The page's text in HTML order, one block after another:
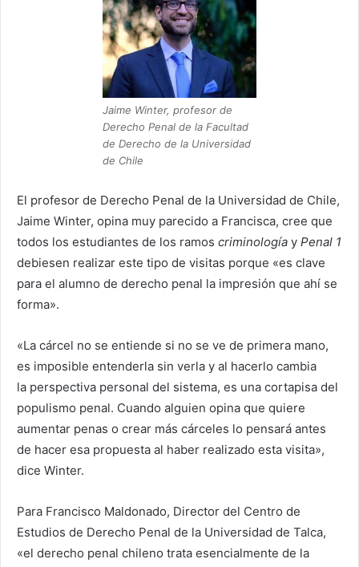
Jaime Winter, profesor de
Derecho Penal de la Facultad
de Derecho de la Universidad
de Chile
El profesor de Derecho Penal de la Universidad de Chile,
Jaime Winter, opina muy parecido a Francisca, cree que
todos los estudiantes de los ramos criminología y Penal 1
debiesen realizar este tipo de visitas porque «es clave
para el alumno de derecho penal la impresión que ahí se
forma».
«La cárcel no se entiende si no se ve de primera mano,
es imposible entenderla sin verla y al hacerlo cambia
la perspectiva personal del sistema, es una cortapisa del
populismo penal. Cuando alguien opina que quiere
aumentar penas o crear más cárceles lo pensará antes
de hacer esa propuesta al haber realizado esta visita»,
dice Winter.
Para Francisco Maldonado, Director del Centro de
Estudios de Derecho Penal de la Universidad de Talca,
«el derecho penal chileno trata esencialmente de la